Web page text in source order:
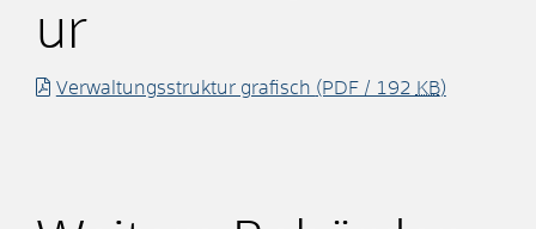
ur
Verwaltungsstruktur grafisch (PDF / 192 KB)